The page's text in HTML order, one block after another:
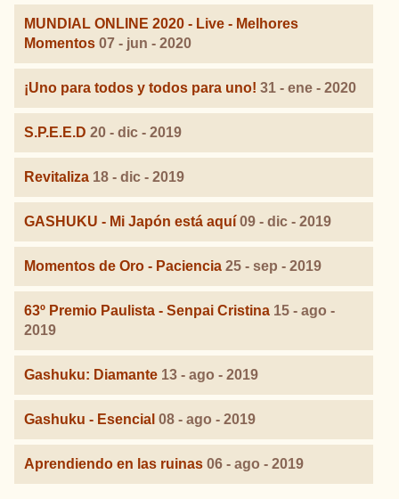
MUNDIAL ONLINE 2020 - Live - Melhores
Momentos 07 - jun - 2020
¡Uno para todos y todos para uno! 31 - ene - 2020
S.P.E.E.D 20 - dic - 2019
Revitaliza 18 - dic - 2019
GASHUKU - Mi Japón está aquí 09 - dic - 2019
Momentos de Oro - Paciencia 25 - sep - 2019
63º Premio Paulista - Senpai Cristina 15 - ago -
2019
Gashuku: Diamante 13 - ago - 2019
Gashuku - Esencial 08 - ago - 2019
Aprendiendo en las ruinas 06 - ago - 2019